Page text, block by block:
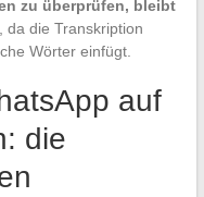
zu überprüfen, bleibt
da die Transkription
Wörter einfügt.
auf
die